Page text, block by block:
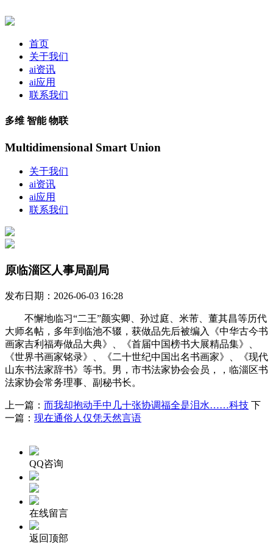
首页
关于我们
ai资讯
ai应用
联系我们
多维 智能 物联
Multidimensional Smart Union
关于我们
ai资讯
ai应用
联系我们
原临淄区人事局副局
发布日期：2026-06-03 16:28
不懈地临习“二王”颜实卿、孙过庭、米芾、董其昌等历代
大师名帖，多年到临池不辍，获做品先后被编入《中华古今书
画家吉利福寿做品大典》、《首届中国榜书大展精品集》、
《世界书画家铭录》、《二十世纪中国出名书画家》、《现代
山东书法家辞书》等书。男，市书法家协会会员，，临淄区书
法家协会常务理事、副秘书长。
上一篇： 而我却抱动手中几十张协调福全是泪水……科技 下
一篇： 现在通俗人仅凭天然言语
QQ咨询
在线留言
返回顶部